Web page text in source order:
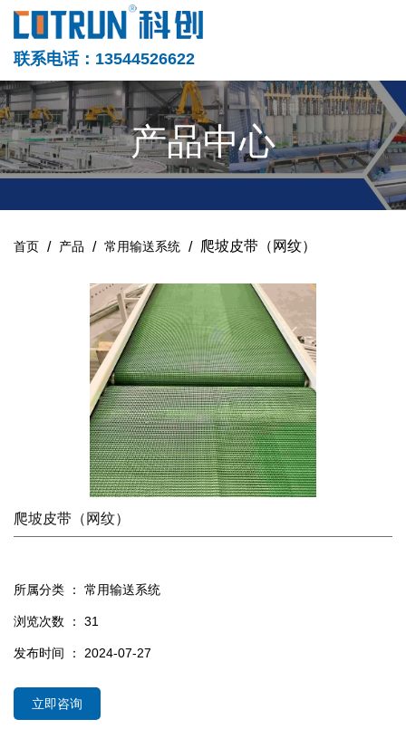
联系电话：13544526622
产品中心
首页 / 产品 / 常用输送系统 / 爬坡皮带（网纹）
爬坡皮带（网纹）
所属分类 ： 常用输送系统
浏览次数 ： 31
发布时间 ： 2024-07-27
立即咨询